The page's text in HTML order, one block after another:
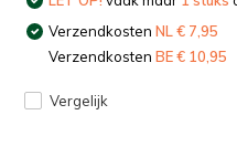
VerzendkostenNL € 7,95
VerzendkostenBE € 10,95
Vergelijk